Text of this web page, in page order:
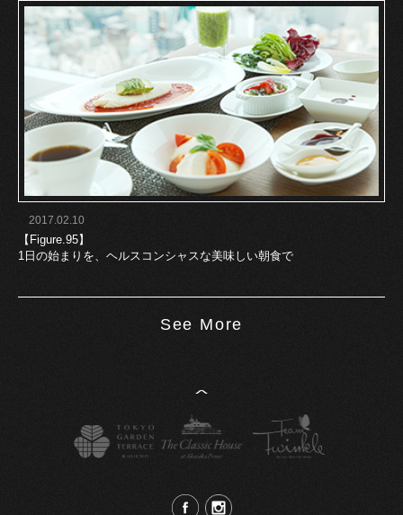
2017.02.10
【Figure.95】
1日の始まりを、ヘルスコンシャスな美味しい朝食で
See More
^